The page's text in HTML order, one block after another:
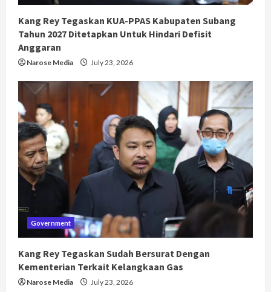
Kang Rey Tegaskan KUA-PPAS Kabupaten Subang
Tahun 2027 Ditetapkan Untuk Hindari Defisit
Anggaran
Narose Media July 23, 2026
Government
Kang Rey Tegaskan Sudah Bersurat Dengan
Kementerian Terkait Kelangkaan Gas
Narose Media July 23, 2026